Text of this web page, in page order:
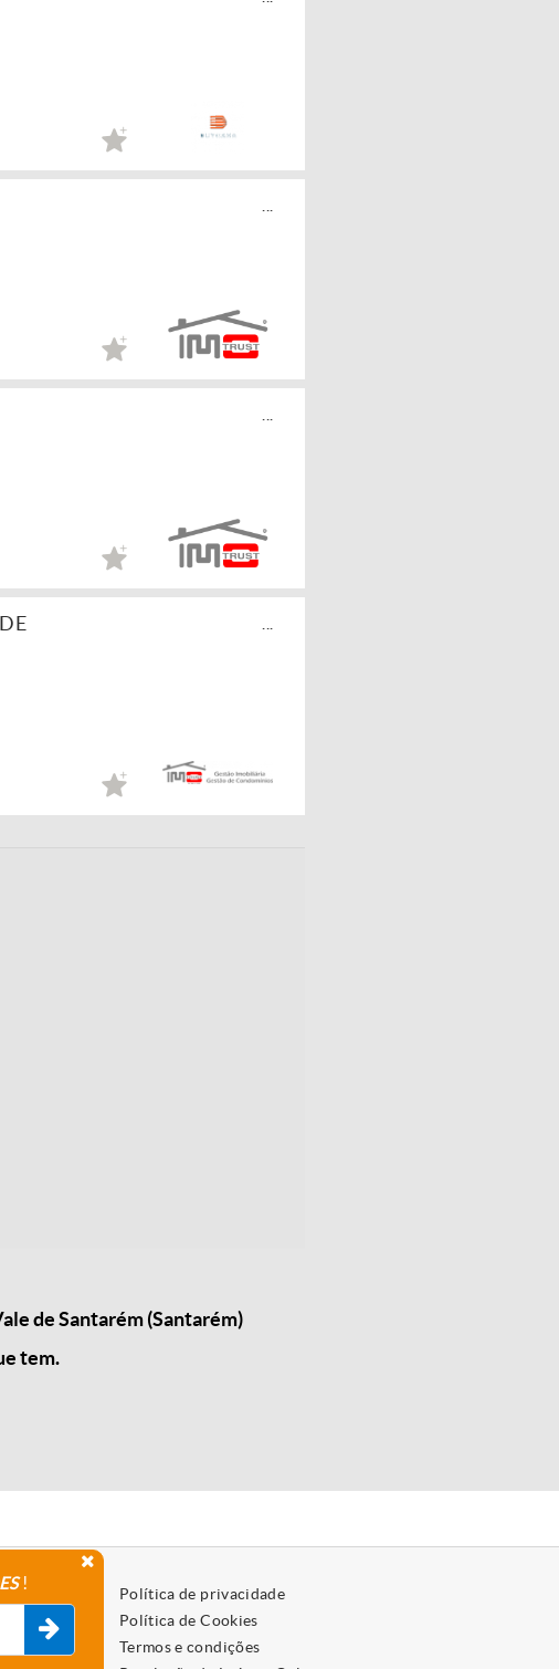
de Santarém (Santarém)
tem.
Política de privacidade
Política de Cookies
Termos e condições
!